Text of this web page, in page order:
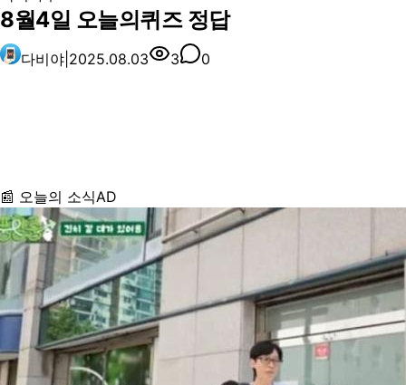
8월4일 오늘의퀴즈 정답
다비야 2025.08.03 3 0
📰 오늘의 소식AD